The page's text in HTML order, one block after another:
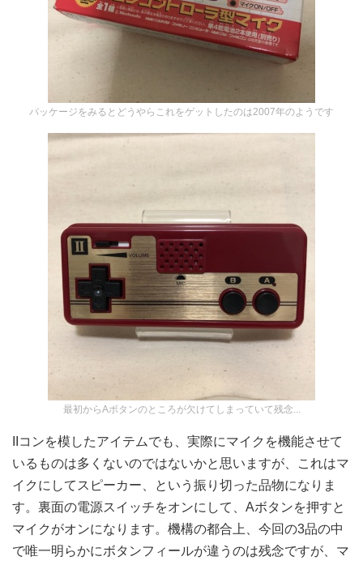
パッケージをみるとどうやらこれをゲットしたのは2007年のようです
最初からAボタンのところが欠けてしまっていて残念...
IIコンを模したアイテムでも、実際にマイクを機能させて
いるものは多くないのではないかと思いますが、これはマ
イクにしてスピーカー、という振り切った品物になりま
す。裏面の電源スイッチをオンにして、Aボタンを押すと
マイクがオンになります。機構の都合上、今回の3品の中
で唯一明らかにボタンフィールが違うのは残念ですが、マ